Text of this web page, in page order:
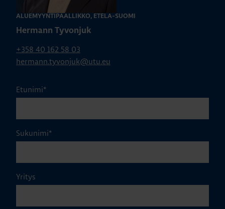
ALUEMYYNTIPÄÄLLIKKÖ, ETELÄ-SUOMI
Hermann Tyvonjuk
+358 40 162 58 03
hermann.tyvonjuk@utu.eu
Etunimi*
Sukunimi*
Yritys